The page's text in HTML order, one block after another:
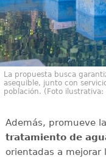
La propuesta busca
asequible, junto con
población. (Foto
Además, promueve
tratamiento de
orientadas a mejorar